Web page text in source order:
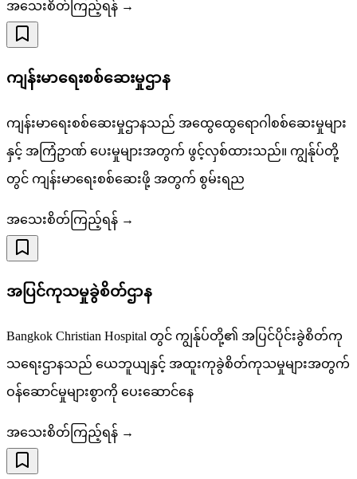
အသေးစိတ်ကြည့်ရန် →
ကျန်းမာရေးစစ်ဆေးမှုဌာန
ကျန်းမာရေးစစ်ဆေးမှုဌာနသည် အထွေထွေရောဂါစစ်ဆေးမှုများ
နှင့် အကြံဥာဏ် ပေးမှုများအတွက် ဖွင့်လှစ်ထားသည်။ ကျွန်ုပ်တို့
တွင် ကျန်းမာရေးစစ်ဆေးဖို့ အတွက် စွမ်းရည
အသေးစိတ်ကြည့်ရန် →
အပြင်ကုသမှုခွဲစိတ်ဌာန
Bangkok Christian Hospital တွင် ကျွန်ုပ်တို့၏ အပြင်ပိုင်းခွဲစိတ်ကု
သရေးဌာနသည် ယေဘူယျနှင့် အထူးကုခွဲစိတ်ကုသမှုများအတွက်
ဝန်ဆောင်မှုများစွာကို ပေးဆောင်နေ
အသေးစိတ်ကြည့်ရန် →